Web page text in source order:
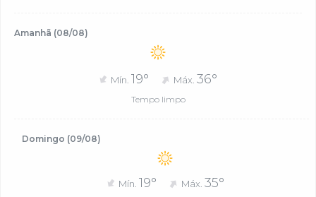
Amanhã (08/08)
Mín. 19° Máx. 36°
Tempo limpo
Domingo (09/08)
Mín. 19° Máx. 35°